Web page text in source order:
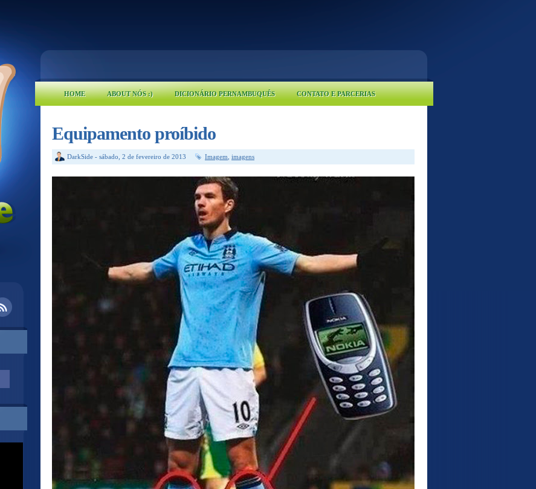
HOME ABOUT NÓS :) DICIONÁRIO PERNAMBUQUÊS CONTATO E PARCERIAS
Equipamento proíbido
DarkSide - sábado, 2 de fevereiro de 2013 Imagem imagens